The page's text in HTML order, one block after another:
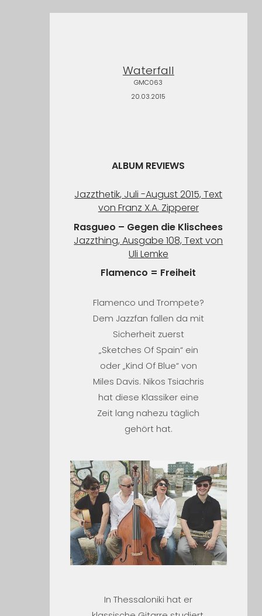
Waterfall
GMC063
20.03.2015
ALBUM REVIEWS
Jazzthetik, Juli -August 2015, Text
von Franz X.A. Zipperer
Rasgueo – Gegen die Klischees
Jazzthing, Ausgabe 108, Text von
Uli Lemke
Flamenco = Freiheit
Flamenco und Trompete?
Dem Jazzfan fallen da mit
Sicherheit zuerst
„Sketches Of Spain“ ein
oder „Kind Of Blue“ von
Miles Davis. Nikos Tsiachris
hat diese Klassiker eine
Zeit lang nahezu täglich
gehört hat.
In Thessaloniki hat er